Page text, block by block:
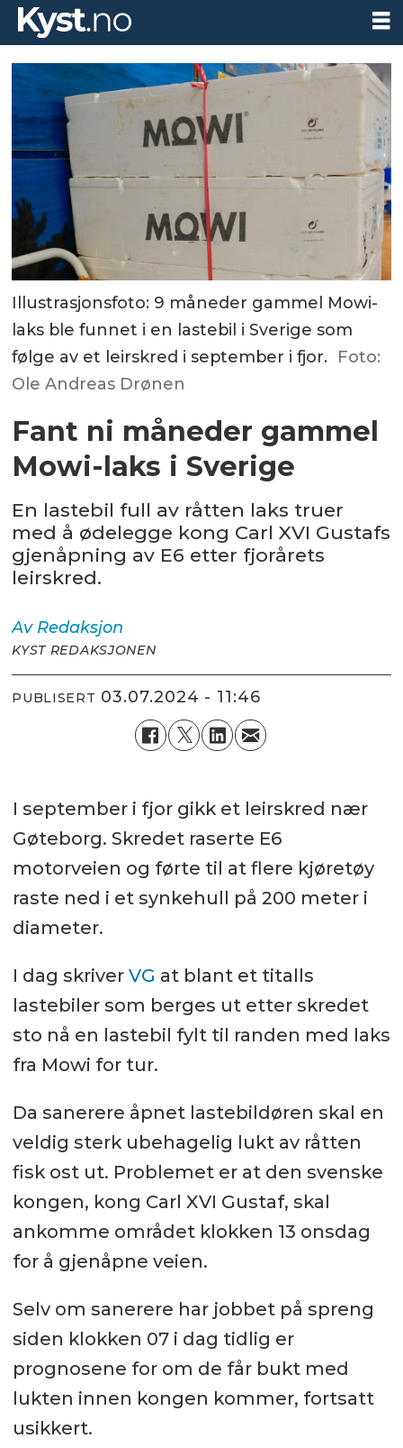
Illustrasjonsfoto: 9 måneder gammel Mowi-
laks ble funnet i en lastebil i Sverige som
følge av et leirskred i september i fjor. Foto:
Ole Andreas Drønen
Fant ni måneder gammel
Mowi-laks i Sverige
En lastebil full av råtten laks truer
med å ødelegge kong Carl XVI Gustafs
gjenåpning av E6 etter fjorårets
leirskred.
Av Redaksjon
KYST REDAKSJONEN
PUBLISERT 03.07.2024 - 11:46
I september i fjor gikk et leirskred nær
Gøteborg. Skredet raserte E6
motorveien og førte til at flere kjøretøy
raste ned i et synkehull på 200 meter i
diameter.
I dag skriver VG at blant et titalls
lastebiler som berges ut etter skredet
sto nå en lastebil fylt til randen med laks
fra Mowi for tur.
Da sanerere åpnet lastebildøren skal en
veldig sterk ubehagelig lukt av råtten
fisk ost ut. Problemet er at den svenske
kongen, kong Carl XVI Gustaf, skal
ankomme området klokken 13 onsdag
for å gjenåpne veien.
Selv om sanerere har jobbet på spreng
siden klokken 07 i dag tidlig er
prognosene for om de får bukt med
lukten innen kongen kommer, fortsatt
usikkert.